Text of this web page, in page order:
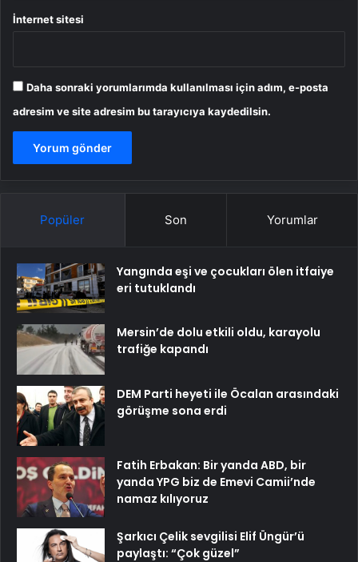
İnternet sitesi
Daha sonraki yorumlarımda kullanılması için adım, e-posta
adresim ve site adresim bu tarayıcıya kaydedilsin.
Popüler Son Yorumlar
Yangında eşi ve çocukları ölen itfaiye
eri tutuklandı
Mersin’de dolu etkili oldu, karayolu
trafiğe kapandı
DEM Parti heyeti ile Öcalan arasındaki
görüşme sona erdi
Fatih Erbakan: Bir yanda ABD, bir
yanda YPG biz de Emevi Camii’nde
namaz kılıyoruz
Şarkıcı Çelik sevgilisi Elif Üngür’ü
paylaştı: “Çok güzel”